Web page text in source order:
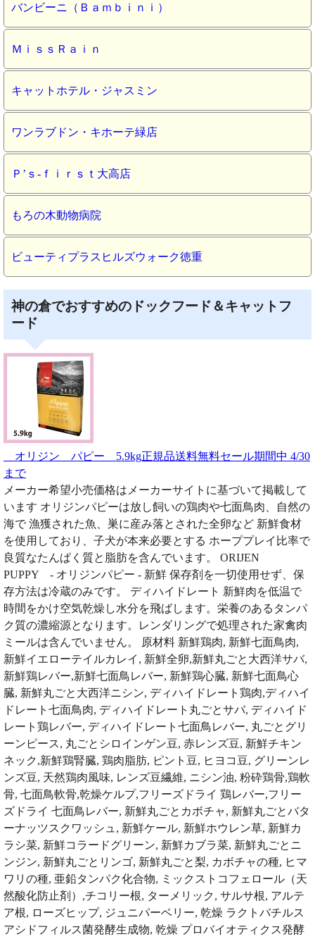
バンビーニ（Ｂａｍｂｉｎｉ）
ＭｉｓｓＲａｉｎ
キャットホテル・ジャスミン
ワンラブドン・キホーテ緑店
Ｐ’ｓ‐ｆｉｒｓｔ大高店
もろの木動物病院
ビューティプラスヒルズウォーク徳重
神の倉でおすすめのドックフード＆キャットフ
ード
オリジン パピー 5.9kg正規品送料無料セール期間中 4/30
まで
メーカー希望小売価格はメーカーサイトに基づいて掲載して
います オリジンパピーは放し飼いの鶏肉や七面鳥肉、自然の
海で 漁獲された魚、巣に産み落とされた全卵など 新鮮食材
を使用しており、子犬が本来必要とする ホーププレイ比率で
良質なたんぱく質と脂肪を含んでいます。 ORIJEN
PUPPY - オリジンパピー - 新鮮 保存剤を一切使用せず、保
存方法は冷蔵のみです。 ディハイドレート 新鮮肉を低温で
時間をかけ空気乾燥し水分を飛ばします。栄養のあるタンパ
ク質の濃縮源となります。レンダリングで処理された家禽肉
ミールは含んでいません。 原材料 新鮮鶏肉, 新鮮七面鳥肉,
新鮮イエローテイルカレイ, 新鮮全卵,新鮮丸ごと大西洋サバ,
新鮮鶏レバー,新鮮七面鳥レバー, 新鮮鶏心臓, 新鮮七面鳥心
臓, 新鮮丸ごと大西洋ニシン, ディハイドレート鶏肉,ディハイ
ドレート七面鳥肉, ディハイドレート丸ごとサバ, ディハイド
レート鶏レバー, ディハイドレート七面鳥レバー, 丸ごとグリ
ーンピース, 丸ごとシロインゲン豆, 赤レンズ豆, 新鮮チキン
ネック,新鮮鶏腎臓, 鶏肉脂肪, ピント豆, ヒヨコ豆, グリーンレ
ンズ豆, 天然鶏肉風味, レンズ豆繊維, ニシン油, 粉砕鶏骨,鶏軟
骨, 七面鳥軟骨,乾燥ケルプ,フリーズドライ 鶏レバー,フリー
ズドライ 七面鳥レバー, 新鮮丸ごとカボチャ, 新鮮丸ごとバタ
ーナッツスクワッシュ, 新鮮ケール, 新鮮ホウレン草, 新鮮カ
ラシ菜, 新鮮コラードグリーン, 新鮮カブラ菜, 新鮮丸ごとニ
ンジン, 新鮮丸ごとリンゴ, 新鮮丸ごと梨, カボチャの種, ヒマ
ワリの種, 亜鉛タンパク化合物, ミックストコフェロール（天
然酸化防止剤）,チコリー根, ターメリック, サルサ根, アルテ
ア根, ローズヒップ, ジュニパーベリー, 乾燥 ラクトバチルス
アシドフィルス菌発酵生成物, 乾燥 プロバイオティクス発酵